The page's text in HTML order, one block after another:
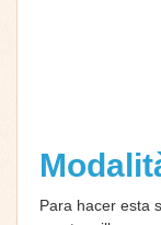
Para hacer esta